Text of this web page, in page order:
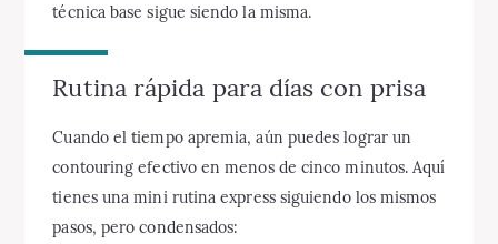
técnica base sigue siendo la misma.
Rutina rápida para días con prisa
Cuando el tiempo apremia, aún puedes lograr un
contouring efectivo en menos de cinco minutos. Aquí
tienes una mini rutina express siguiendo los mismos
pasos, pero condensados: